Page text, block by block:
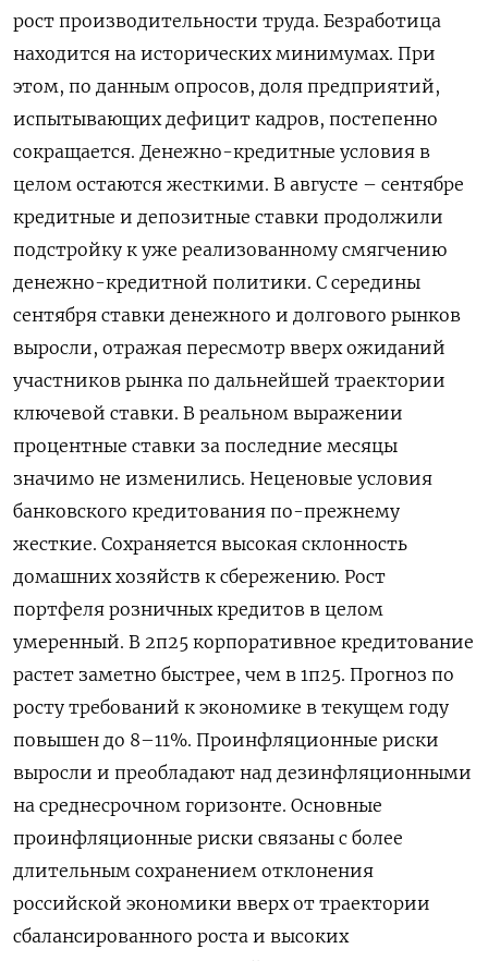
рост производительности труда. Безработица
находится на исторических минимумах. При
этом, по данным опросов, доля предприятий,
испытывающих дефицит кадров, постепенно
сокращается. Денежно-кредитные условия в
целом остаются жесткими. В августе – сентябре
кредитные и депозитные ставки продолжили
подстройку к уже реализованному смягчению
денежно-кредитной политики. С середины
сентября ставки денежного и долгового рынков
выросли, отражая пересмотр вверх ожиданий
участников рынка по дальнейшей траектории
ключевой ставки. В реальном выражении
процентные ставки за последние месяцы
значимо не изменились. Неценовые условия
банковского кредитования по-прежнему
жесткие. Сохраняется высокая склонность
домашних хозяйств к сбережению. Рост
портфеля розничных кредитов в целом
умеренный. В 2п25 корпоративное кредитование
растет заметно быстрее, чем в 1п25. Прогноз по
росту требований к экономике в текущем году
повышен до 8–11%. Проинфляционные риски
выросли и преобладают над дезинфляционными
на среднесрочном горизонте. Основные
проинфляционные риски связаны с более
длительным сохранением отклонения
российской экономики вверх от траектории
сбалансированного роста и высоких